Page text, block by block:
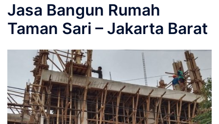
Jasa Bangun Rumah
Taman Sari – Jakarta Barat